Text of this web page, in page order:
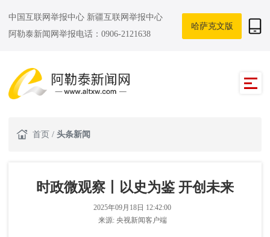
中国互联网举报中心 新疆互联网举报中心
阿勒泰新闻网举报电话：0906-2121638
哈萨克文版
首页 / 头条新闻
时政微观察丨以史为鉴 开创未来
2025年09月18日 12:42:00
来源: 央视新闻客户端